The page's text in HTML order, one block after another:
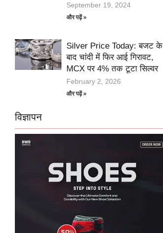
September 19, 2024
और पढ़ें »
Silver Price Today: बजट के
बाद चांदी में फिर आई गिरावट,
MCX पर 4% तक टूटा सिल्वर
February 2, 2026
और पढ़ें »
विज्ञापन